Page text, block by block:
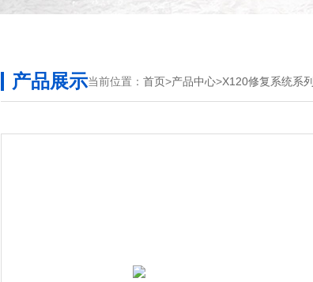
产品展示当前位置： 首页>产品中心>X120修复系统系列